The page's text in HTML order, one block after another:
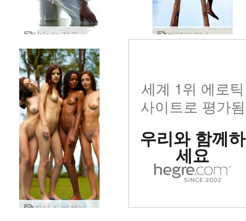
Valerie 젖은 화이트 발레리 미스 모리셔스
캔디스 엔젤리 키키 발레리 태국
세계 1위 에로틱
사이트로 평가됨
우리와 함께하
세요